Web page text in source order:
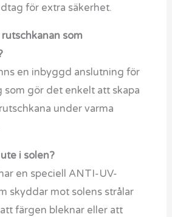
för extra säkerhet.
som
en inbyggd anslutning för
som gör det enkelt att skapa
under varma
i solen?
en speciell ANTI-UV-
skyddar mot solens strålar
färgen bleknar eller att